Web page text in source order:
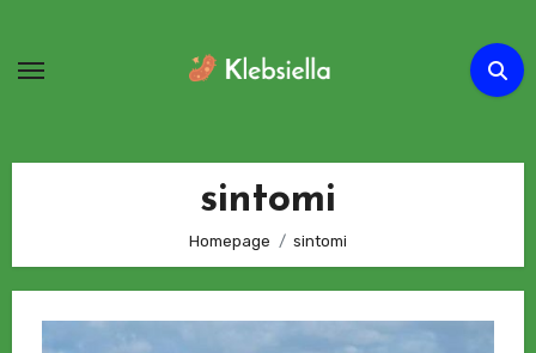
contenuto
sintomi
Homepage sintomi